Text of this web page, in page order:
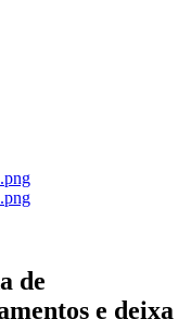
de
e deixa